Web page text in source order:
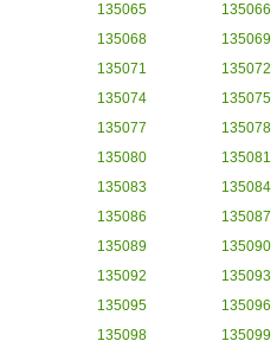
135065
135066
135068
135069
135071
135072
135074
135075
135077
135078
135080
135081
135083
135084
135086
135087
135089
135090
135092
135093
135095
135096
135098
135099